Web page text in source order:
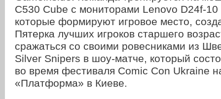
C530 Cube с мониторами Lenovo D24f-10
которые формируют игровое место,
Пятерка лучших игроков старшего
сражаться со своими ровесниками из
Silver Snipers в шоу-матче, который
во время фестиваля Comic Con Ukraine
«Платформа» в Киеве.